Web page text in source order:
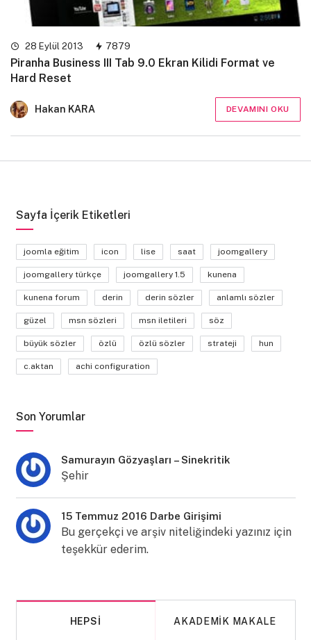
28 Eylül 2013 7879
Piranha Business III Tab 9.0 Ekran Kilidi Format ve
Hard Reset
Hakan KARA DEVAMINI OKU
Sayfa İçerik Etiketleri
joomla eğitim icon lise saat joomgallery
joomgallery türkçe joomgallery 1.5 kunena
kunena forum derin derin sözler anlamlı sözler
güzel msn sözleri msn iletileri söz
büyük sözler özlü özlü sözler strateji hun
c.aktan achi configuration
Son Yorumlar
Samurayın Gözyaşları – Sinekritik
Şehir
15 Temmuz 2016 Darbe Girişimi
Bu gerçekçi ve arşiv niteliğindeki yazınız için
teşekkür ederim.
HEPSI AKADEMIK MAKALE